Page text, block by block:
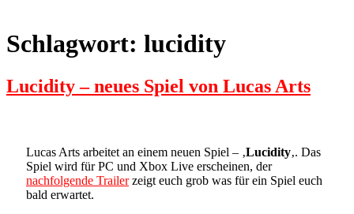
Schlagwort: lucidity
Lucidity – neues Spiel von Lucas Arts
Lucas Arts arbeitet an einem neuen Spiel – ‚Lucidity‚. Das
Spiel wird für PC und Xbox Live erscheinen, der
nachfolgende Trailerzeigt euch grob was für ein Spiel euch
bald erwartet.